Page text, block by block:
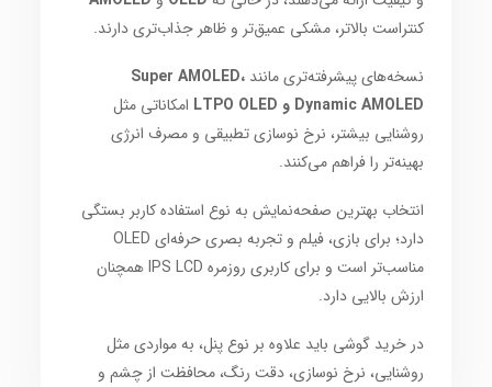
کنتراست بالاتر، مشکی عمیق‌تر و ظاهر جذاب‌تری دارند.
نسخه‌های پیشرفته‌تری مانند Super AMOLED،
Dynamic AMOLED و LTPO OLED
امکاناتی مثل
روشنایی بیشتر، نرخ نوسازی تطبیقی و مصرف انرژی
بهینه‌تر را فراهم می‌کنند.
انتخاب بهترین صفحه‌نمایش به نوع استفاده کاربر بستگی
دارد؛ برای بازی، فیلم و تجربه بصری حرفه‌ای OLED
مناسب‌تر است و برای کاربری روزمره IPS LCD همچنان
ارزش بالایی دارد.
در خرید گوشی باید علاوه بر نوع پنل، به مواردی مثل
روشنایی، نرخ نوسازی، دقت رنگ، محافظت از چشم و